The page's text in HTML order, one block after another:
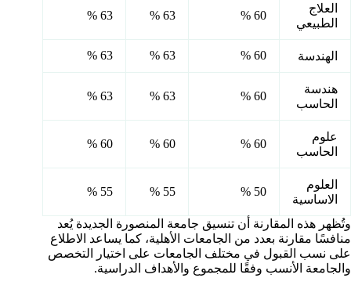
العلاج
الطبيعي
60 %
63 %
63 %
الهندسة 60 %
63 %
63 %
هندسة
الحاسب
60 %
63 %
63 %
علوم
الحاسب
60 %
60 %
60 %
العلوم
الاساسية
50 %
55 %
55 %
وتُظهر هذه المقارنة أن تنسيق جامعة المنصورة الجديدة يُعد
منافسًا مقارنة بعدد من الجامعات الأهلية، كما يساعد الاطلاع
على نسب القبول في مختلف الجامعات على اختيار التخصص
والجامعة الأنسب وفقًا للمجموع والأهداف الدراسية.